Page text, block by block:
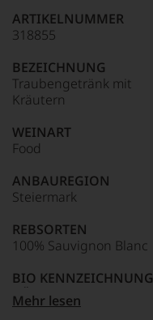
90–94 Punkte:
85–89 Punkte:
Unter 85 Punkte:
für
»Fine
für
die
edlen
Weine
der
Welt,
wie
ein
anderer.
dokumentieren
wir
und
gerade
mit
ARTIKELNUMMER
318855
BEZEICHNUNG
Traubengetränk mit
Kräutern
WEINART
Food
ANBAUREGION
Steiermark
REBSORTEN
100% Sauvignon Blanc
BIO KENNZEICHNUNG
HÄNDLER
DE-ÖKO-006
Mehr lesen